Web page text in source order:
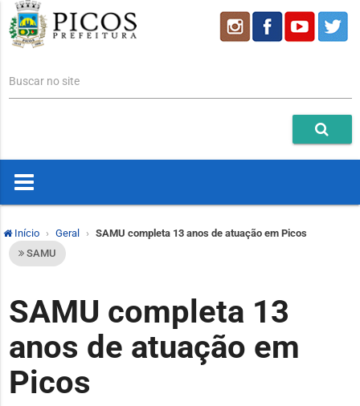
Buscar no site
Início Geral
SAMU completa 13 anos de atuação em Picos
SAMU
SAMU completa 13
anos de atuação em
Picos